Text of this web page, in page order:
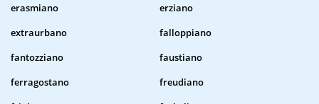
erasmiano
erziano
extraurbano
falloppiano
fantozziano
faustiano
ferragostano
freudiano